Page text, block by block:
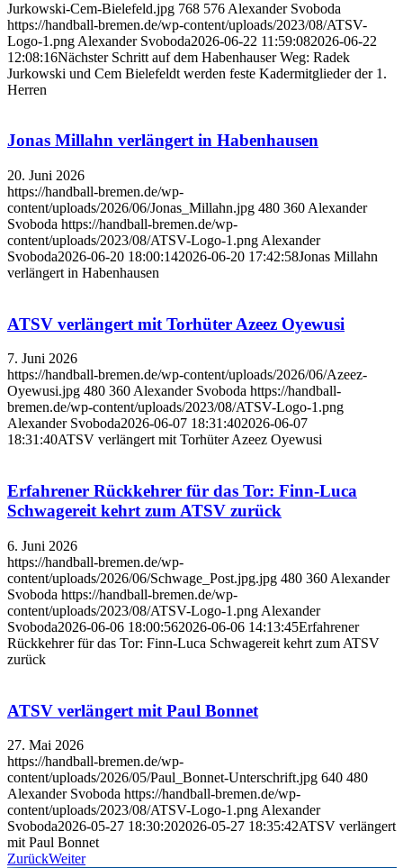
Jurkowski-Cem-Bielefeld.jpg 768 576 Alexander Svoboda
https://handball-bremen.de/wp-content/uploads/2023/08/ATSV-
Logo-1.png Alexander Svoboda2026-06-22 11:59:082026-06-22
12:08:16Nächster Schritt auf dem Habenhauser Weg: Radek
Jurkowski und Cem Bielefeldt werden feste Kadermitglieder der 1.
Herren
Jonas Millahn verlängert in Habenhausen
20. Juni 2026
https://handball-bremen.de/wp-
content/uploads/2026/06/Jonas_Millahn.jpg 480 360 Alexander
Svoboda https://handball-bremen.de/wp-
content/uploads/2023/08/ATSV-Logo-1.png Alexander
Svoboda2026-06-20 18:00:142026-06-20 17:42:58Jonas Millahn
verlängert in Habenhausen
ATSV verlängert mit Torhüter Azeez Oyewusi
7. Juni 2026
https://handball-bremen.de/wp-content/uploads/2026/06/Azeez-
Oyewusi.jpg 480 360 Alexander Svoboda https://handball-
bremen.de/wp-content/uploads/2023/08/ATSV-Logo-1.png
Alexander Svoboda2026-06-07 18:31:402026-06-07
18:31:40ATSV verlängert mit Torhüter Azeez Oyewusi
Erfahrener Rückkehrer für das Tor: Finn-Luca
Schwagereit kehrt zum ATSV zurück
6. Juni 2026
https://handball-bremen.de/wp-
content/uploads/2026/06/Schwage_Post.jpg.jpg 480 360 Alexander
Svoboda https://handball-bremen.de/wp-
content/uploads/2023/08/ATSV-Logo-1.png Alexander
Svoboda2026-06-06 18:00:562026-06-06 14:13:45Erfahrener
Rückkehrer für das Tor: Finn-Luca Schwagereit kehrt zum ATSV
zurück
ATSV verlängert mit Paul Bonnet
27. Mai 2026
https://handball-bremen.de/wp-
content/uploads/2026/05/Paul_Bonnet-Unterschrift.jpg 640 480
Alexander Svoboda https://handball-bremen.de/wp-
content/uploads/2023/08/ATSV-Logo-1.png Alexander
Svoboda2026-05-27 18:30:202026-05-27 18:35:42ATSV verlängert
mit Paul Bonnet
ZurückWeiter